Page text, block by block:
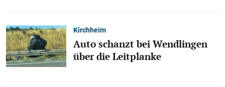
Kirchheim
Auto schanzt bei Wendlingen
über die Leitplanke